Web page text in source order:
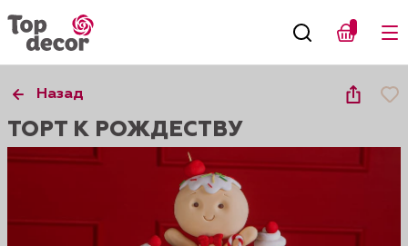
Назад
ТОРТ К РОЖДЕСТВУ